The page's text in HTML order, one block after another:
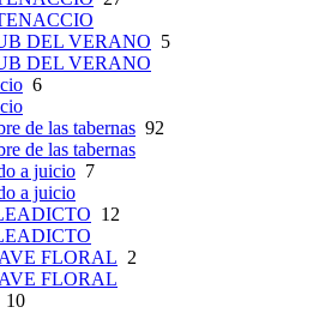
DEL VERANO 5
DEL VERANO
6
de las tabernas 92
de las tabernas
a juicio 7
a juicio
12
FLORAL 2
FLORAL
10